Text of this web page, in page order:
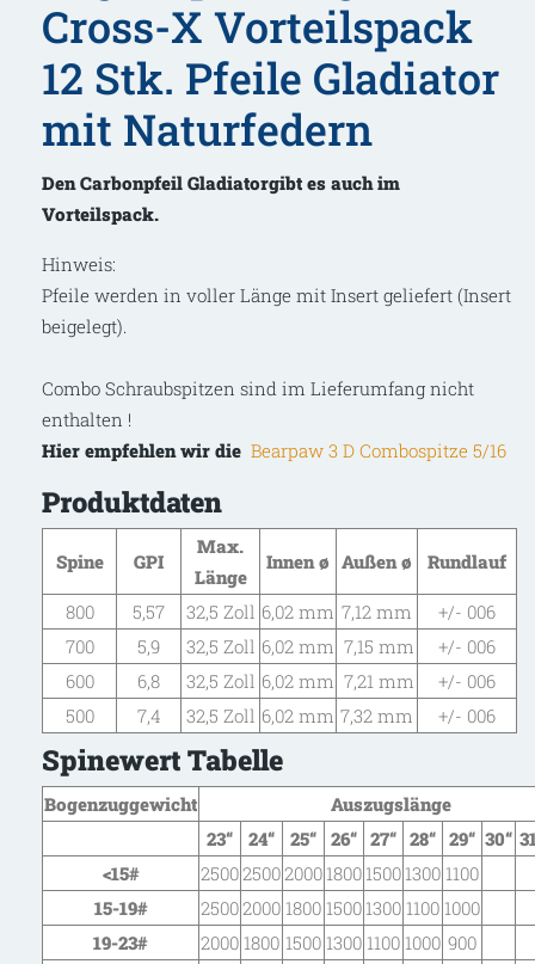
Cross-X Vorteilspack
12 Stk. Pfeile Gladiator
mit Naturfedern
Den Carbonpfeil Gladiatorgibt es auch im
Vorteilspack.
Hinweis:
Pfeile werden in voller Länge mit Insert geliefert (Insert
beigelegt).
Combo Schraubspitzen sind im Lieferumfang nicht
enthalten !
Hier empfehlen wir die Bearpaw 3 D Combospitze 5/16
Produktdaten
Spine GPI
Max.
Länge
Innen ø Außen ø Rundlauf
800 5,57 32,5 Zoll 6,02 mm 7,12 mm
+/- 006
700
5,9 32,5 Zoll 6,02 mm 7,15 mm
+/- 006
600
6,8 32,5 Zoll 6,02 mm 7,21 mm
+/- 006
500
7,4 32,5 Zoll 6,02 mm 7,32 mm +/- 006
Spinewert Tabelle
Bogenzuggewicht
Auszugslänge
23“
24“ 25“ 26“ 27“ 28“ 29“ 30“
<15# 250025002000180015001300 1100
15-19# 25002000 1800 15001300 1100 1000
19-23# 2000 1800 1500 1300 1100 1000 900